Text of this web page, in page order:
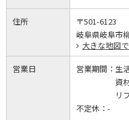
住所
〒501-6123
岐阜県岐阜市
大きな地図
営業日 営業期間： 生
資
リ
不定休： -